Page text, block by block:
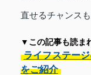
直せるチャンスも
▼この記事も読ま
ライフステー
をご紹介